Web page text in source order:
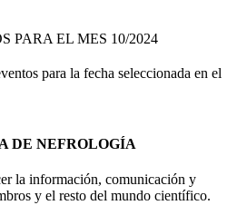
PARA EL MES 10/2024
para la fecha seleccionada en el
DE NEFROLOGÍA
la información, comunicación y
y el resto del mundo científico.